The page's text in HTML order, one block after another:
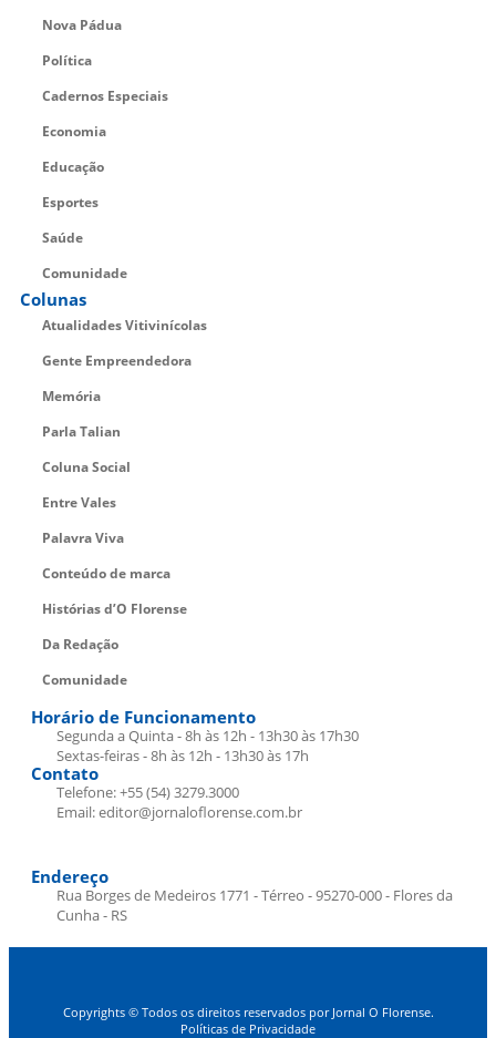
Nova Pádua
Política
Cadernos Especiais
Economia
Educação
Esportes
Saúde
Comunidade
Colunas
Atualidades Vitivinícolas
Gente Empreendedora
Memória
Parla Talian
Coluna Social
Entre Vales
Palavra Viva
Conteúdo de marca
Histórias d’O Florense
Da Redação
Comunidade
Horário de Funcionamento
Segunda a Quinta - 8h às 12h - 13h30 às 17h30
Sextas-feiras - 8h às 12h - 13h30 às 17h
Contato
Telefone: +55 (54) 3279.3000
Email: editor@jornaloflorense.com.br
Endereço
Rua Borges de Medeiros 1771 - Térreo - 95270-000 - Flores da
Cunha - RS
Copyrights © Todos os direitos reservados por Jornal O Florense.
Políticas de Privacidade